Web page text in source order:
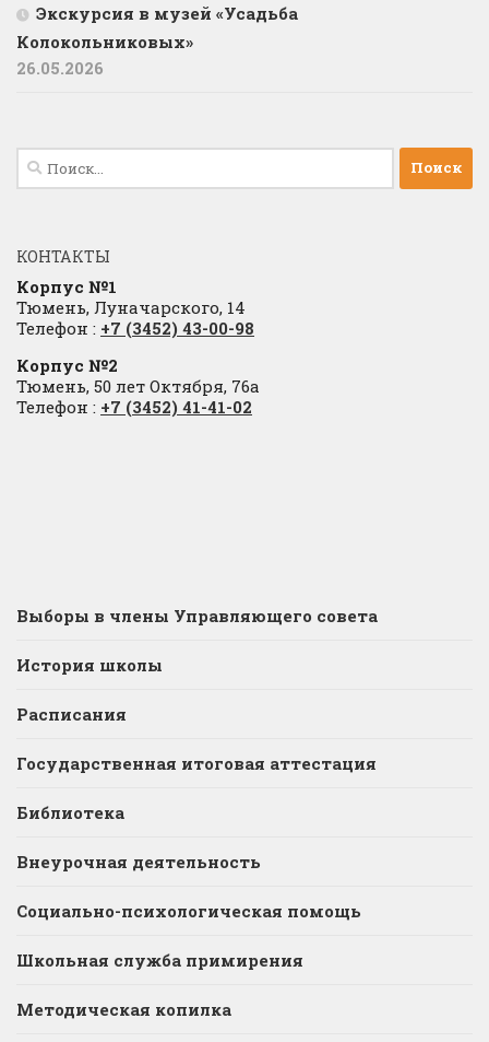
Экскурсия в музей «Усадьба
Колокольниковых»
26.05.2026
Найти:
КОНТАКТЫ
Корпус №1
Тюмень, Луначарского, 14
Телефон : +7 (3452) 43-00-98
Корпус №2
Тюмень, 50 лет Октября, 76а
Телефон : +7 (3452) 41-41-02
Выборы в члены Управляющего совета
История школы
Расписания
Государственная итоговая аттестация
Библиотека
Внеурочная деятельность
Социально-психологическая помощь
Школьная служба примирения
Методическая копилка